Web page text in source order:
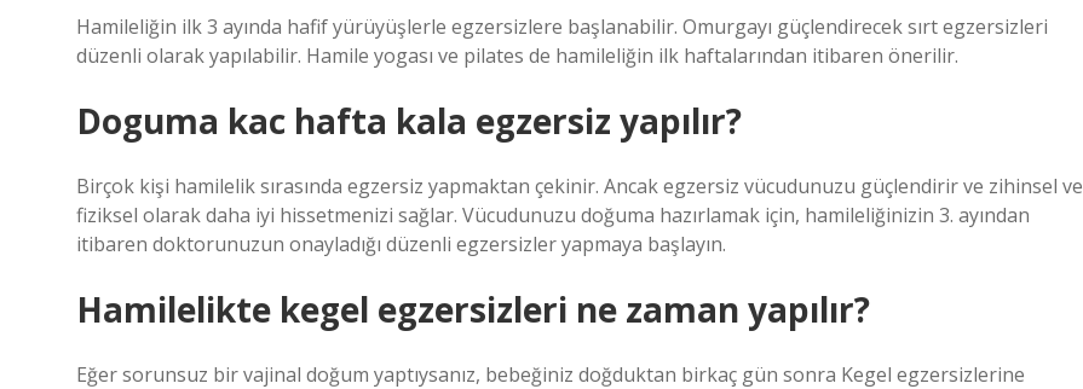
Hamileliğin ilk 3 ayında hafif yürüyüşlerle egzersizlere başlanabilir. Omurgayı güçlendirecek sırt egzersizleri
düzenli olarak yapılabilir. Hamile yogası ve pilates de hamileliğin ilk haftalarından itibaren önerilir.
Doguma kac hafta kala egzersiz yapılır?
Birçok kişi hamilelik sırasında egzersiz yapmaktan çekinir. Ancak egzersiz vücudunuzu güçlendirir ve zihinsel ve
fiziksel olarak daha iyi hissetmenizi sağlar. Vücudunuzu doğuma hazırlamak için, hamileliğinizin 3. ayından
itibaren doktorunuzun onayladığı düzenli egzersizler yapmaya başlayın.
Hamilelikte kegel egzersizleri ne zaman yapılır?
Eğer sorunsuz bir vajinal doğum yaptıysanız, bebeğiniz doğduktan birkaç gün sonra Kegel egzersizlerine